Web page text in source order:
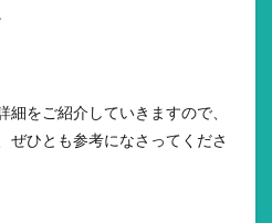
細をご紹介していきますので、
ぜひとも参考になさってくださ